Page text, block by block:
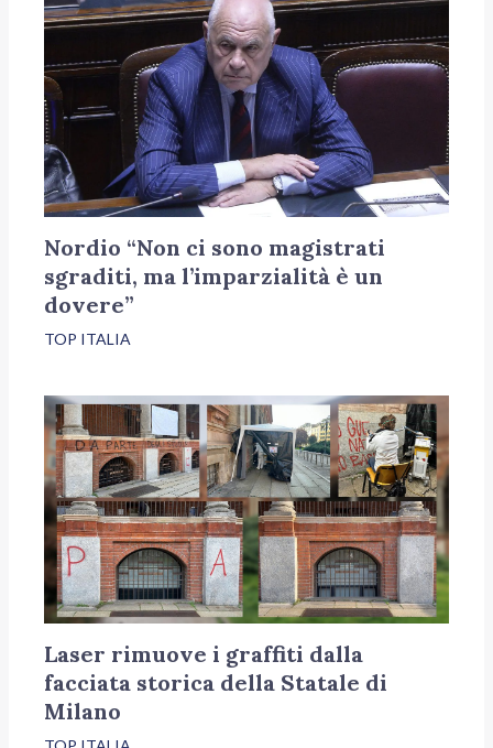
Nordio “Non ci sono magistrati
sgraditi, ma l’imparzialità è un
dovere”
TOP ITALIA
Laser rimuove i graffiti dalla
facciata storica della Statale di
Milano